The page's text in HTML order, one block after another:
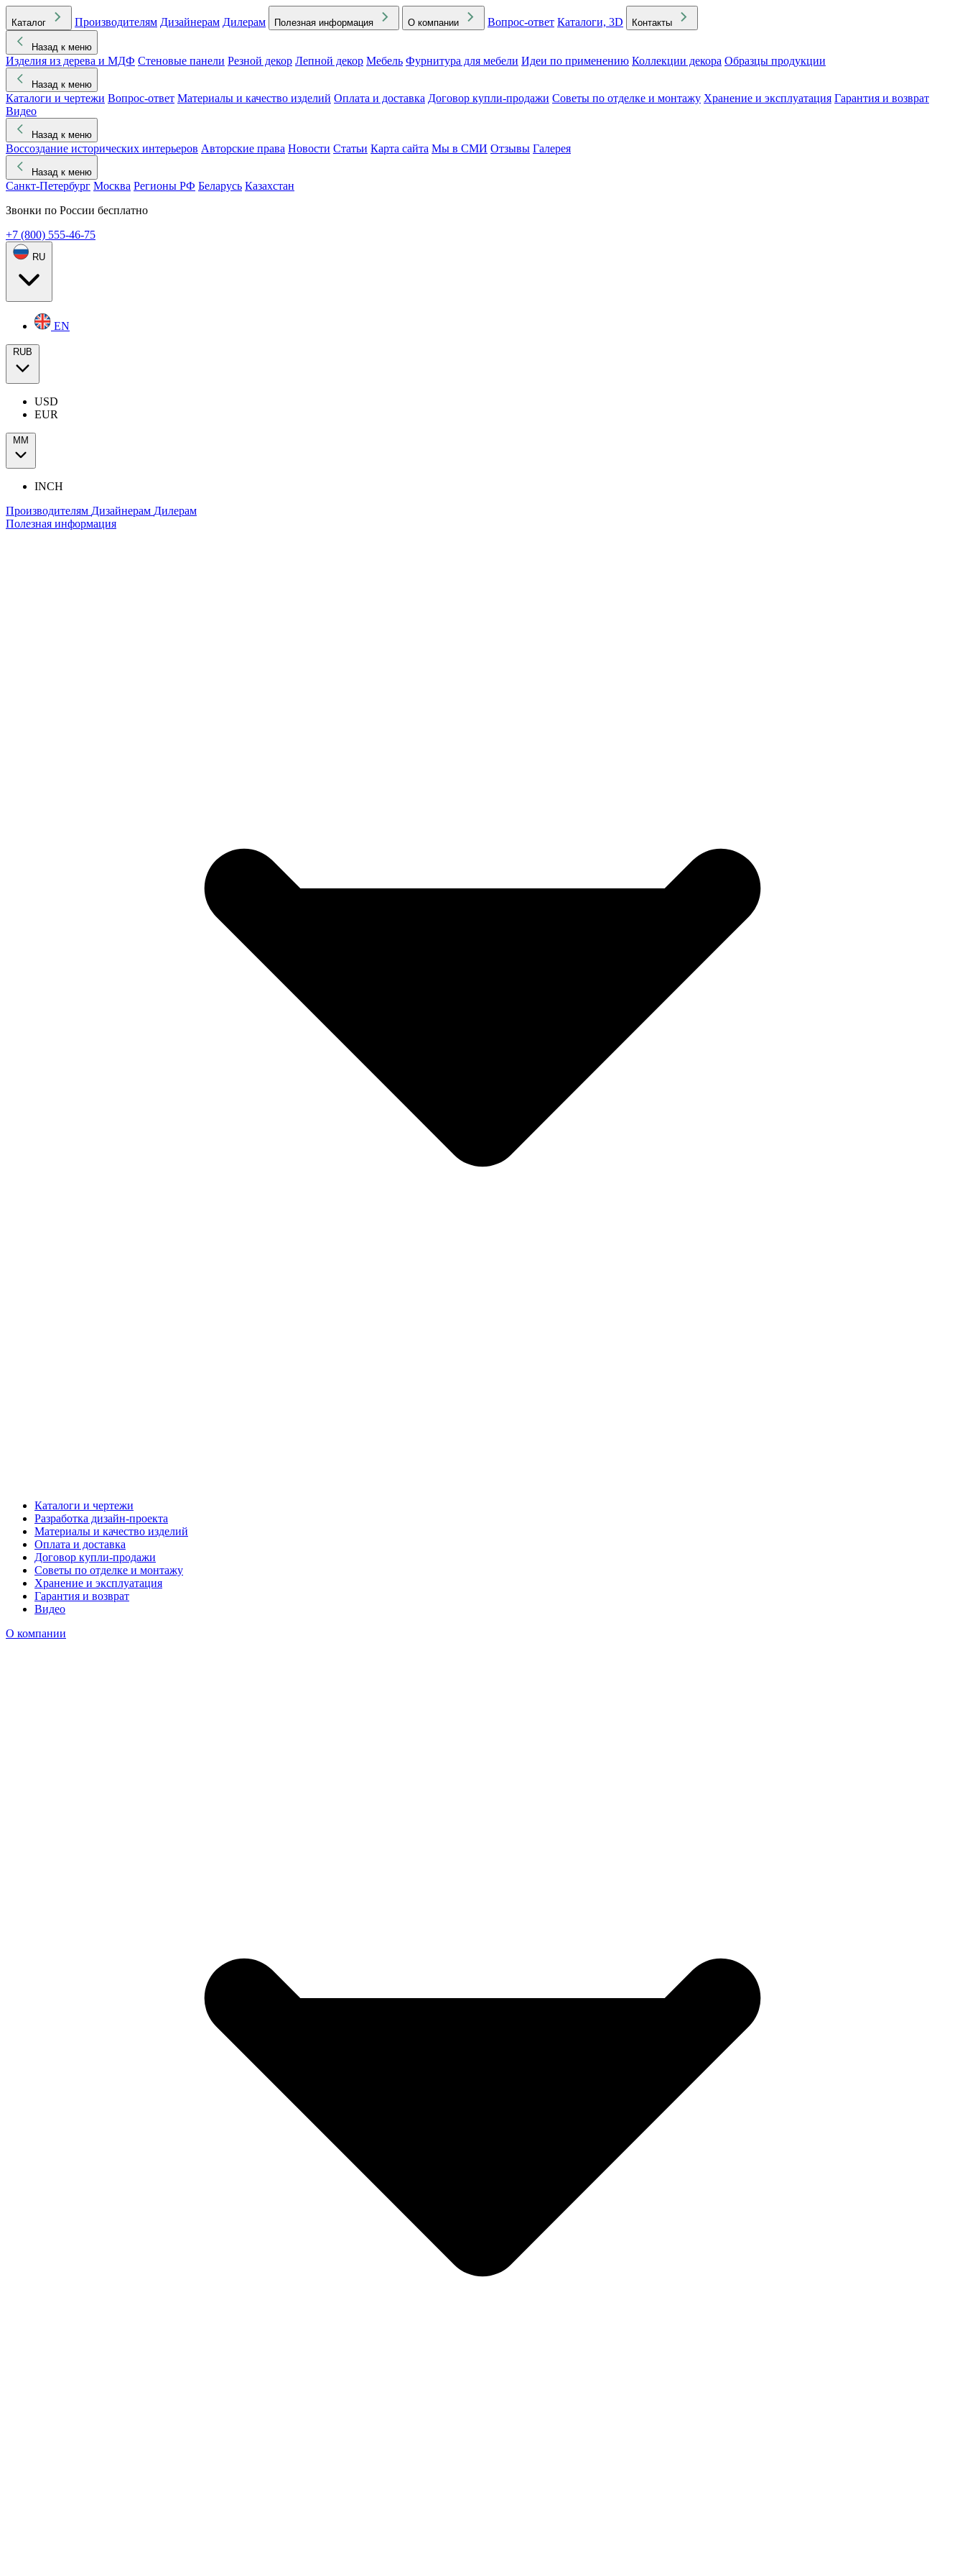
Каталог Производителям Дизайнерам Дилерам Полезная информация О компании Вопрос-ответ Каталоги, 3D Контакты
Назад к меню
Изделия из дерева и МДФ Стеновые панели Резной декор Лепной декор Мебель Фурнитура для мебели Идеи по применению Коллекции декора Образцы продукции
Назад к меню
Каталоги и чертежи Вопрос-ответ Материалы и качество изделий Оплата и доставка Договор купли-продажи Советы по отделке и монтажу Хранение и эксплуатация Гарантия и возврат
Видео
Назад к меню
Воссоздание исторических интерьеров Авторские права Новости Статьи Карта сайта Мы в СМИ Отзывы Галерея
Назад к меню
Санкт-Петербург Москва Регионы РФ Беларусь Казахстан
Звонки по России бесплатно
+7 (800) 555-46-75
RU
EN
RUB
USD
EUR
ММ
INCH
Производителям Дизайнерам Дилерам
Полезная информация
Каталоги и чертежи
Разработка дизайн-проекта
Материалы и качество изделий
Оплата и доставка
Договор купли-продажи
Советы по отделке и монтажу
Хранение и эксплуатация
Гарантия и возврат
Видео
О компании